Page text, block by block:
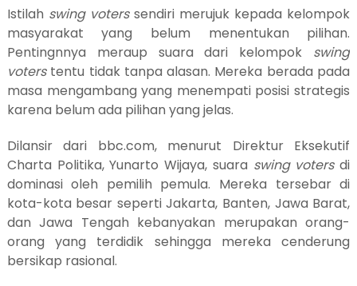
Istilah swing voterssendiri merujuk kepada kelompok
masyarakat yang belum menentukan pilihan.
Pentingnnya meraup suara dari kelompok swing
voterstentu tidak tanpa alasan. Mereka berada pada
masa mengambang yang menempati posisi strategis
karena belum ada pilihan yang jelas.
Dilansir dari bbc.com, menurut Direktur Eksekutif
Charta Politika, Yunarto Wijaya, suara swing votersdi
dominasi oleh pemilih pemula. Mereka tersebar di
kota-kota besar seperti Jakarta, Banten, Jawa Barat,
dan Jawa Tengah kebanyakan merupakan orang-
orang yang terdidik sehingga mereka cenderung
bersikap rasional.